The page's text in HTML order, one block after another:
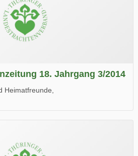
18. Jahrgang 3/2014
Heimatfreunde,
beim Lesen.